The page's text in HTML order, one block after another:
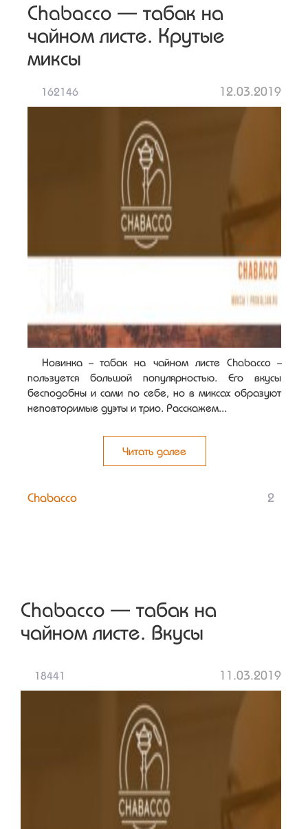
Chabacco — табак на
чайном листе. Крутые
миксы
12.03.2019
162146
Новинка - табак на чайном листе Chabacco -
пользуется большой популярностью. Его вкусы
бесподобны и сами по себе, но в миксах образуют
неповторимые дуэты и трио. Расскажем...
Читать далее
Chabacco 2
Chabacco — табак на
чайном листе. Вкусы
11.03.2019
18441